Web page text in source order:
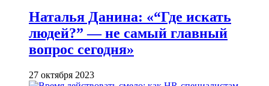
Наталья Данина: «“Где искать
людей?” — не самый главный
вопрос сегодня»
27 октября 2023